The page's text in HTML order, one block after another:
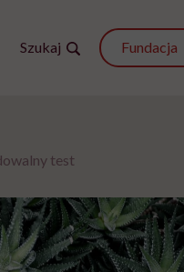
Szukaj Fundacja
test